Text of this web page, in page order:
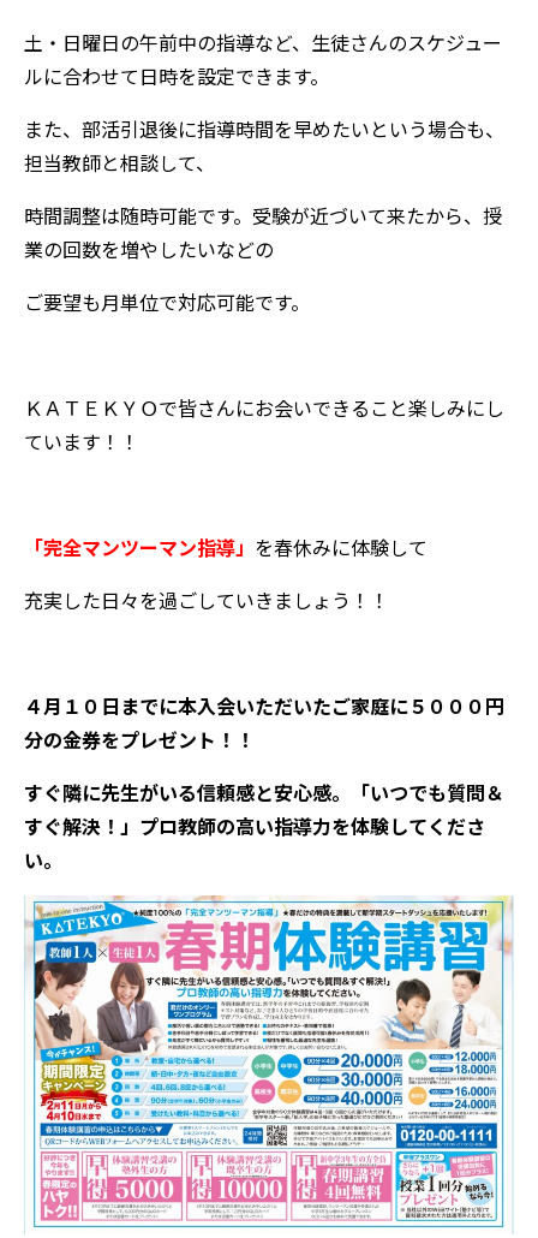
土・日曜日の午前中の指導など、生徒さんのスケジュー
ルに合わせて日時を設定できます。
また、部活引退後に指導時間を早めたいという場合も、
担当教師と相談して、
時間調整は随時可能です。受験が近づいて来たから、授
業の回数を増やしたいなどの
ご要望も月単位で対応可能です。
ＫＡＴＥＫＹＯで皆さんにお会いできること楽しみにし
ています！！
「完全マンツーマン指導」 を春休みに体験して
充実した日々を過ごしていきましょう！！
４月１０日までに本入会いただいたご家庭に５０００円
分の金券をプレゼント！！
すぐ隣に先生がいる信頼感と安心感。「いつでも質問＆
すぐ解決！」プロ教師の高い指導力を体験してくださ
い。